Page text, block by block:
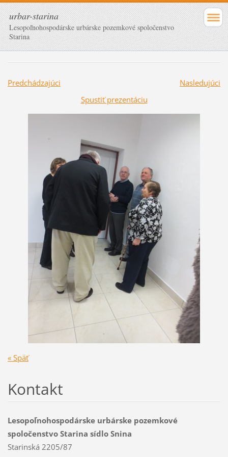
urbar-starina
Lesopoľnohospodárske urbárske pozemkové spoločenstvo
Starina
Predchádzajúci
Nasledujúci
Spustiť prezentáciu
« Späť
Kontakt
Lesopoľnohospodárske urbárske pozemkové
spoločenstvo Starina sídlo Snina
Starinská 2205/87